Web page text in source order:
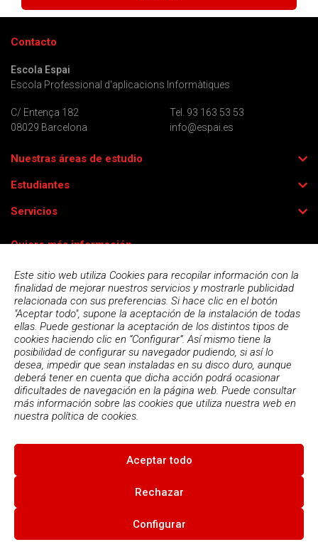
Este sitio web utiliza Cookies para recopilar información con la
finalidad de mejorar nuestros servicios y mostrarle publicidad
relacionada con sus preferencias. Si hace clic en el botón
"Aceptar todo", supone la aceptación de la instalación de todas
ellas. Puede gestionar la aceptación de los distintos tipos de
cookies haciendo clic en “Configurar”. Así mismo tiene la
posibilidad de configurar su navegador pudiendo, si así lo
desea, impedir que sean instaladas en su disco duro, aunque
deberá tener en cuenta que dicha acción podrá ocasionar
dificultades de navegación en la página web. Puede consultar
más información sobre las cookies que utiliza nuestra web en
nuestra política de cookies.
Aceptar todo
Rechazar
Configurar
Contacto
Escola Espai
Escola Professional d'aplicacions Informàtiques
C/ Entença 182
08029 Barcelona
Tel. 93 163 53 53
info@espai.es
Nuestras áreas de estudio
Estudiantes
Servicios
Quiero más información
Acepto lapolítica de privacidad
© 2026
Condiciones de uso